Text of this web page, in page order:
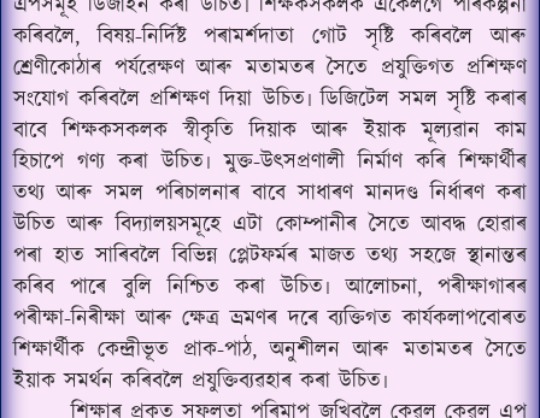
কৰিবলৈ, বিষয়-নিৰ্দিষ্ট পৰামৰ্শদাতা গোট সৃষ্টি কৰিবলৈ আৰু
শ্ৰেণীকোঠাৰ পৰ্যৱেক্ষণ আৰু মতামতৰ সৈতে প্ৰযুক্তিগত প্ৰশিক্ষণ
সংযোগ কৰিবলৈ প্ৰশিক্ষণ দিয়া উচিত৷ ডিজিটেল সমল সৃষ্টি কৰাৰ
বাবে শিক্ষকসকলক স্বীকৃতি দিয়াক আৰু ইয়াক মূল্যৱান কাম
হিচাপে গণ্য কৰা উচিত৷ মুক্ত-উৎসপ্ৰণালী নিৰ্মাণ কৰি শিক্ষাৰ্থীৰ
তথ্য আৰু সমল পৰিচালনাৰ বাবে সাধাৰণ মানদণ্ড নিৰ্ধাৰণ কৰা
উচিত আৰু বিদ্যালয়সমূহে এটা কোম্পানীৰ সৈতে আবদ্ধ হোৱাৰ
পৰা হাত সাৰিবলৈ বিভিন্ন প্লেটফৰ্মৰ মাজত তথ্য সহজে স্থানান্তৰ
কৰিব পাৰে বুলি নিশ্চিত কৰা উচিত৷ আলোচনা, পৰীক্ষাগাৰৰ
পৰীক্ষা-নিৰীক্ষা আৰু ক্ষেত্ৰ ভ্ৰমণৰ দৰে ব্যক্তিগত কাৰ্যকলাপবোৰত
শিক্ষাৰ্থীক কেন্দ্ৰীভূত প্ৰাক-পাঠ, অনুশীলন আৰু মতামতৰ সৈতে
ইয়াক সমৰ্থন কৰিবলৈ প্ৰযুক্তিব্যৱহাৰ কৰা উচিত৷